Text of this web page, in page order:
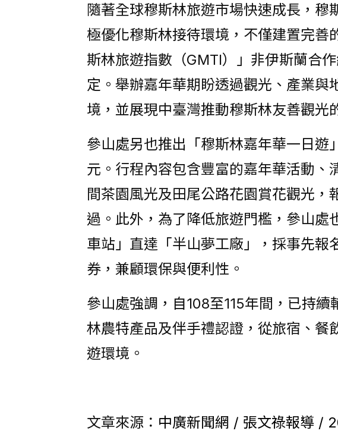
隨著全球穆斯林旅遊市場快速成長，
極優化穆斯林接待環境，不僅建置完
斯林旅遊指數（GMTI）」非伊斯蘭合
定。舉辦嘉年華期盼透過觀光、產業
境，並展現中臺灣推動穆斯林友善觀光
參山處另也推出「穆斯林嘉年華一日
元。行程內容包含豐富的嘉年華活動、
間茶園風光及田尾公路花園賞花觀光
過。此外，為了降低旅遊門檻，參山
車站」直達「半山夢工廠」，採事先
券，兼顧環保與便利性。
參山處強調，自108至115年間，已持
林農特產品及伴手禮認證，從旅宿、餐
遊環境。
文章來源： 中廣新聞網 / 張文祿報導 /